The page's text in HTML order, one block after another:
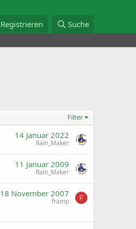
Registrieren Suche
Filter
14 Januar 2022
Rain_Maker
11 Januar 2009
Rain_Maker
18 November 2007
framp F